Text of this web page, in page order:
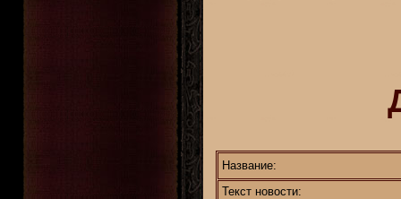
Название:
Текст новости: